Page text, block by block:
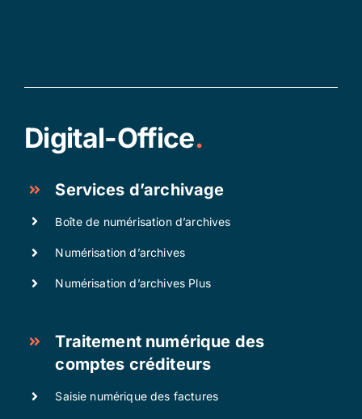
Digital-Office.
Services d’archivage
Boîte de numérisation d’archives
Numérisation d’archives
Numérisation d’archives Plus
Traitement numérique des
comptes créditeurs
Saisie numérique des factures